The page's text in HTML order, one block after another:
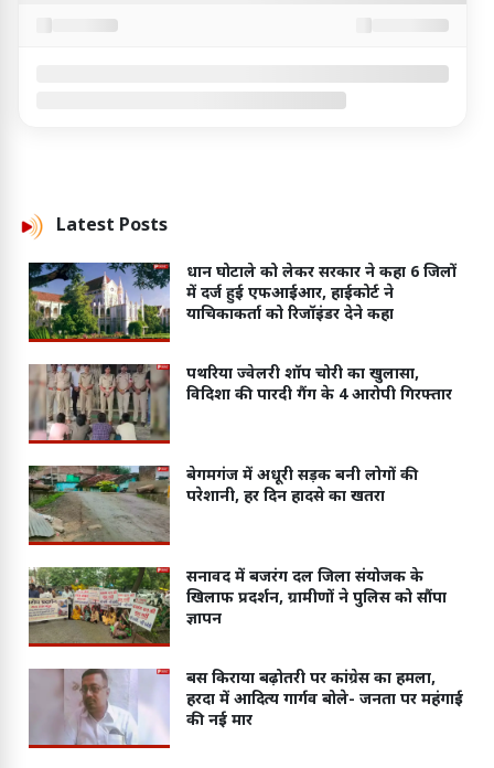
Latest Posts
धान घोटाले को लेकर सरकार ने कहा 6 जिलों
में दर्ज हुई एफआईआर, हाईकोर्ट ने
याचिकाकर्ता को रिजॉइंडर देने कहा
पथरिया ज्वेलरी शॉप चोरी का खुलासा,
विदिशा की पारदी गैंग के 4 आरोपी गिरफ्तार
बेगमगंज में अधूरी सड़क बनी लोगों की
परेशानी, हर दिन हादसे का खतरा
सनावद में बजरंग दल जिला संयोजक के
खिलाफ प्रदर्शन, ग्रामीणों ने पुलिस को सौंपा
ज्ञापन
बस किराया बढ़ोतरी पर कांग्रेस का हमला,
हरदा में आदित्य गार्गव बोले- जनता पर महंगाई
की नई मार